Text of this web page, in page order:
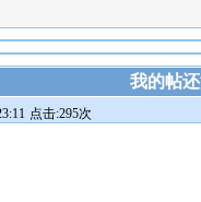
我的帖
点击:295次